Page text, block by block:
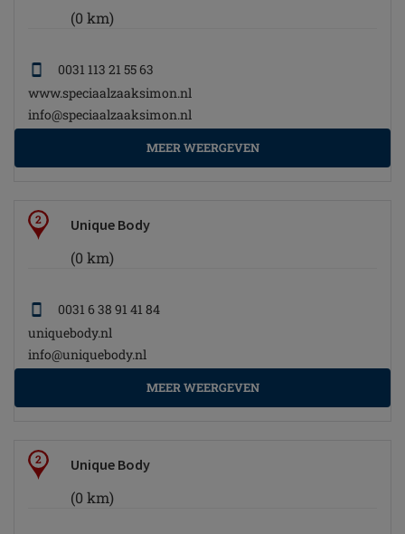
(0 km)
0031 113 21 55 63
www.speciaalzaaksimon.nl
info@speciaalzaaksimon.nl
MEER WEERGEVEN
2 Unique Body
(0 km)
0031 6 38 91 41 84
uniquebody.nl
info@uniquebody.nl
MEER WEERGEVEN
2 Unique Body
(0 km)